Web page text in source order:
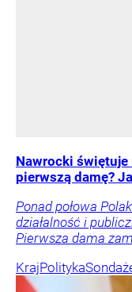
Nawrocki
pierwszą damę?
Ponad połowa
działalność i
Pierwsza dama
KrajPolityka